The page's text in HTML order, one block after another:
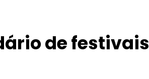
de festivais